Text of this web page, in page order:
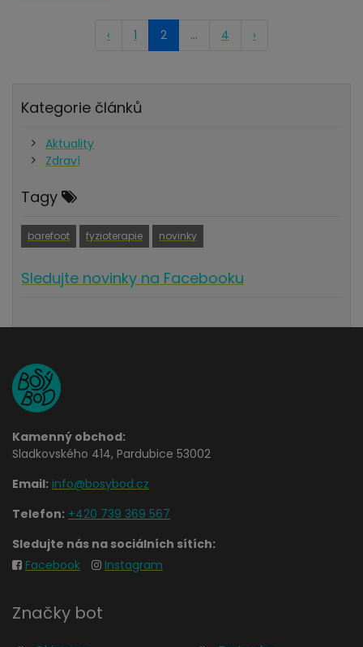
Kategorie článků
Aktuality
Zdraví
Tagy
barefoot fyzioterapie novinky
Sledujte novinky na Facebooku
‹ 1 2 ... 4 ›
Kamenný obchod:
Sladkovského 414, Pardubice 53002
Email: info@bosybod.cz
Telefon: +420 739 369 567
Sledujte nás na sociálních sítích:
Facebook
Instagram
Značky bot